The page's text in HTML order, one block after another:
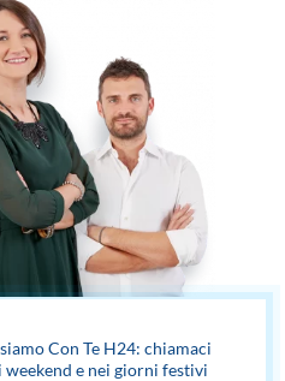
Con Te H24: chiamaci
weekend e nei giorni festivi